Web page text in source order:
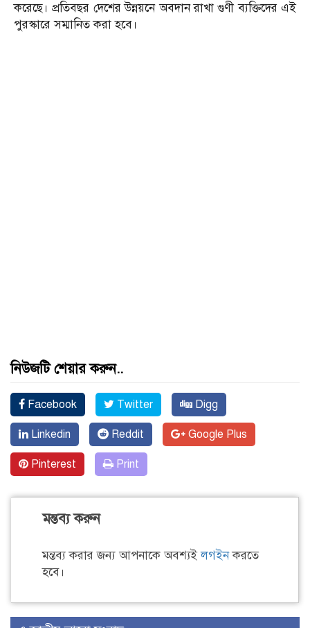
করেছে। প্রতিবছর দেশের উন্নয়নে অবদান রাখা গুণী ব্যক্তিদের এই
পুরস্কারে সম্মানিত করা হবে।
নিউজটি শেয়ার করুন..
Facebook Twitter Digg
Linkedin Reddit Google Plus
Pinterest Print
মন্তব্য করুন
মন্তব্য করার জন্য আপনাকে অবশ্যইলগইনকরতে
হবে।